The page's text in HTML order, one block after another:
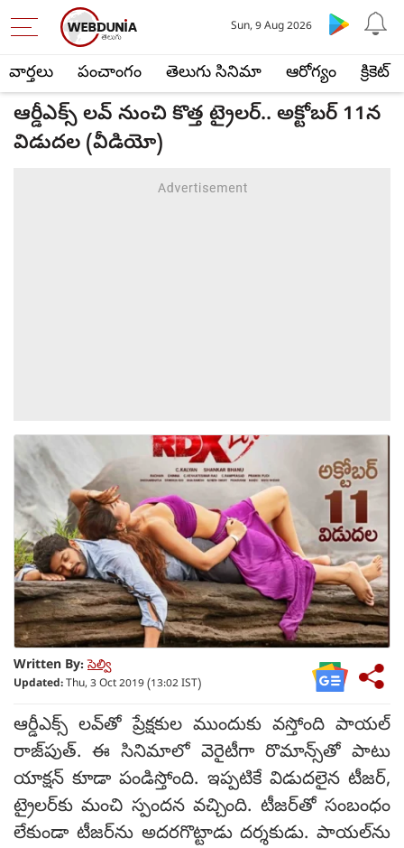
వార్తలు పంచాంగం తెలుగు సినిమా ఆరోగ్యం క్రికెట్
Sun, 9 Aug 2026
ఆర్డీఎక్స్ లవ్‌ నుంచి కొత్త ట్రైలర్.. అక్టోబర్ 11న
విడుదల (వీడియో)
Written By: సెల్వి
Updated:Thu, 3 Oct 2019 (13:02 IST)
ఆర్డీఎక్స్ లవ్‌తో ప్రేక్షకుల ముందుకు వస్తోంది పాయల్
రాజ్‌పుత్. ఈ సినిమాలో వెరైటీగా రొమాన్స్‌తో పాటు
యాక్షన్ కూడా పండిస్తోంది. ఇప్పటికే విడుదలైన టీజర్,
ట్రైలర్‌కు మంచి స్పందన వచ్చింది. టీజర్‌తో సంబంధం
లేకుండా టీజర్‌ను అదరగొట్టాడు దర్శకుడు. పాయల్‌ను